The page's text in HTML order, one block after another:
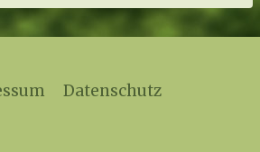
Datenschutz